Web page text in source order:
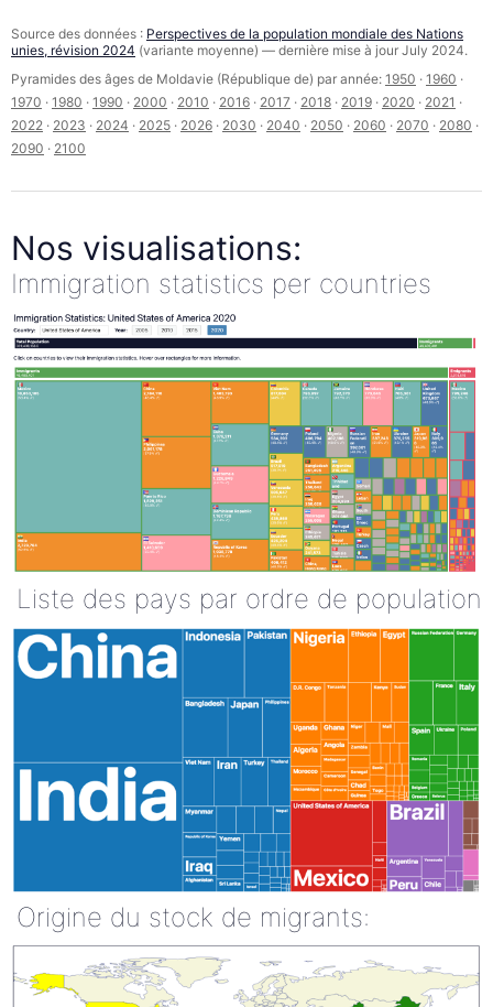
Source des données : Perspectives de la population mondiale des Nations
unies, révision 2024 (variante moyenne) — dernière mise à jour July 2024.
Pyramides des âges de Moldavie (République de) par année: 1950 · 1960 ·
1970 · 1980 · 1990 · 2000 · 2010 · 2016 · 2017 · 2018 · 2019 · 2020 · 2021 ·
2022 · 2023 · 2024 · 2025 · 2026 · 2030 · 2040 · 2050 · 2060 · 2070 · 2080 ·
2090 · 2100
Nos visualisations:
Immigration statistics per countries
Liste des pays par ordre de population
Origine du stock de migrants: